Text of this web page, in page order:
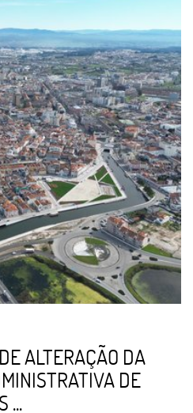
ALTERAÇÃO DA
DE
...